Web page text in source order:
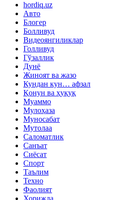
hordiq.uz
Авто
Блогер
Болливуд
Видеоянгиликлар
Голливуд
Гўзаллик
Дунё
Жиноят ва жазо
Кундан кун… афзал
Қонун ва ҳуқуқ
Муаммо
Мулоҳаза
Муносабат
Мутолаа
Саломатлик
Санъат
Сиёсат
Спорт
Таълим
Техно
Фаолият
Хорижда